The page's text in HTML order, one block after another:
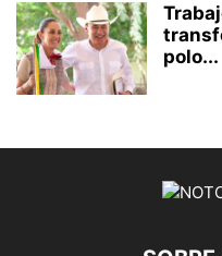
polo...